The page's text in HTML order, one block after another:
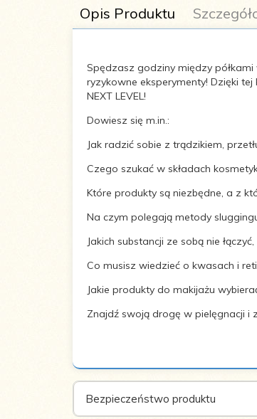
Opis Produktu
Spędzasz godziny między
ryzykowne eksperymenty! Dzięki
NEXT LEVEL!
Dowiesz się m.in.:
Jak radzić sobie z trądzikiem,
Czego szukać w składach
Które produkty są niezbędne, a z
Na czym polegają metody
Jakich substancji ze sobą nie
Co musisz wiedzieć o kwasach i
Jakie produkty do makijażu
Znajdź swoją drogę w pielęgnacji i
Autor:
Ilość stron: 288
Oprawa: zintegrowana
wydania:
2023
Bezpieczeństwo produktu